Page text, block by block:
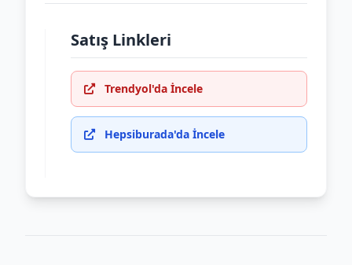
Satış Linkleri
Trendyol'da İncele
Hepsiburada'da İncele